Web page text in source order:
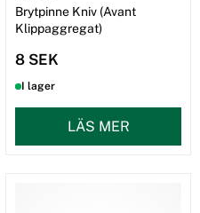
Brytpinne Kniv (Avant
Klippaggregat)
8 SEK
I lager
LÄS MER